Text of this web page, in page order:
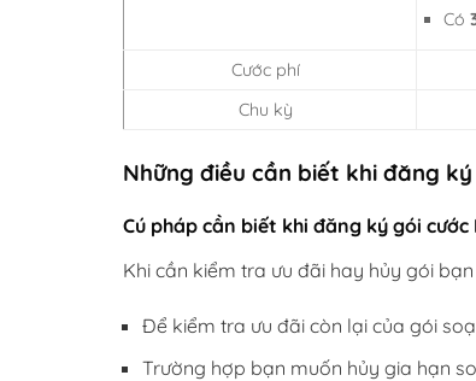
Có
Cước phí
Chu kỳ
Những điều cần biết khi đăng ký
Cú pháp cần biết khi đăng ký gói cước
Khi cần kiểm tra ưu đãi hay hủy gói
Để kiểm tra ưu đãi còn lại của gói
Trường hợp bạn muốn hủy gia hạn